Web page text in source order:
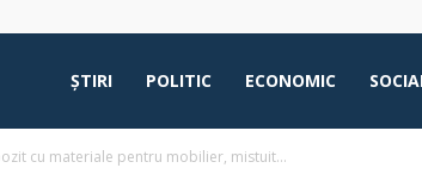
ŞTIRI POLITIC ECONOMIC
cu materiale pentru mobilier, mistuit...